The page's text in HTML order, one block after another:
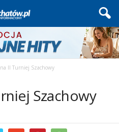
na II Turniej Szachowy
Szachowy